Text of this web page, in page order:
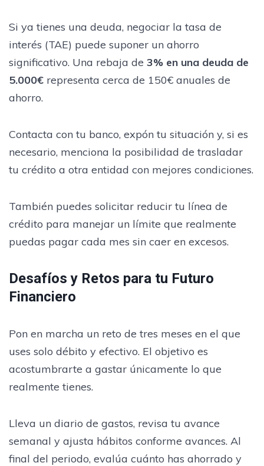
Si ya tienes una deuda, negociar la tasa de
interés (TAE) puede suponer un ahorro
significativo. Una rebaja de 3% en una deuda de
5.000€ representa cerca de 150€ anuales de
ahorro.
Contacta con tu banco, expón tu situación y, si es
necesario, menciona la posibilidad de trasladar
tu crédito a otra entidad con mejores condiciones.
También puedes solicitar reducir tu línea de
crédito para manejar un límite que realmente
puedas pagar cada mes sin caer en excesos.
Desafíos y Retos para tu Futuro
Financiero
Pon en marcha un reto de tres meses en el que
uses solo débito y efectivo. El objetivo es
acostumbrarte a gastar únicamente lo que
realmente tienes.
Lleva un diario de gastos, revisa tu avance
semanal y ajusta hábitos conforme avances. Al
final del periodo, evalúa cuánto has ahorrado y